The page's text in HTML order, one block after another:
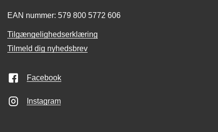
EAN nummer: 579 800 5772 606
Tilgængelighedserklæring
Tilmeld dig nyhedsbrev
Facebook
Instagram